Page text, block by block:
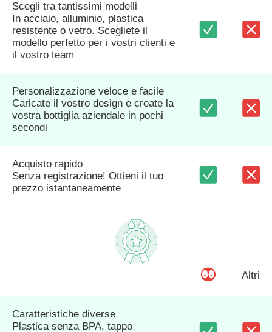
Scegli tra tantissimi modelli
In acciaio, alluminio, plastica
resistente o vetro. Scegliete il
modello perfetto per i vostri clienti e
il vostro team
Personalizzazione veloce e facile
Caricate il vostro design e create la
vostra bottiglia aziendale in pochi
secondi
Acquisto rapido
Senza registrazione! Ottieni il tuo
prezzo istantaneamente
Altri
Caratteristiche diverse
Plastica senza BPA, tappo